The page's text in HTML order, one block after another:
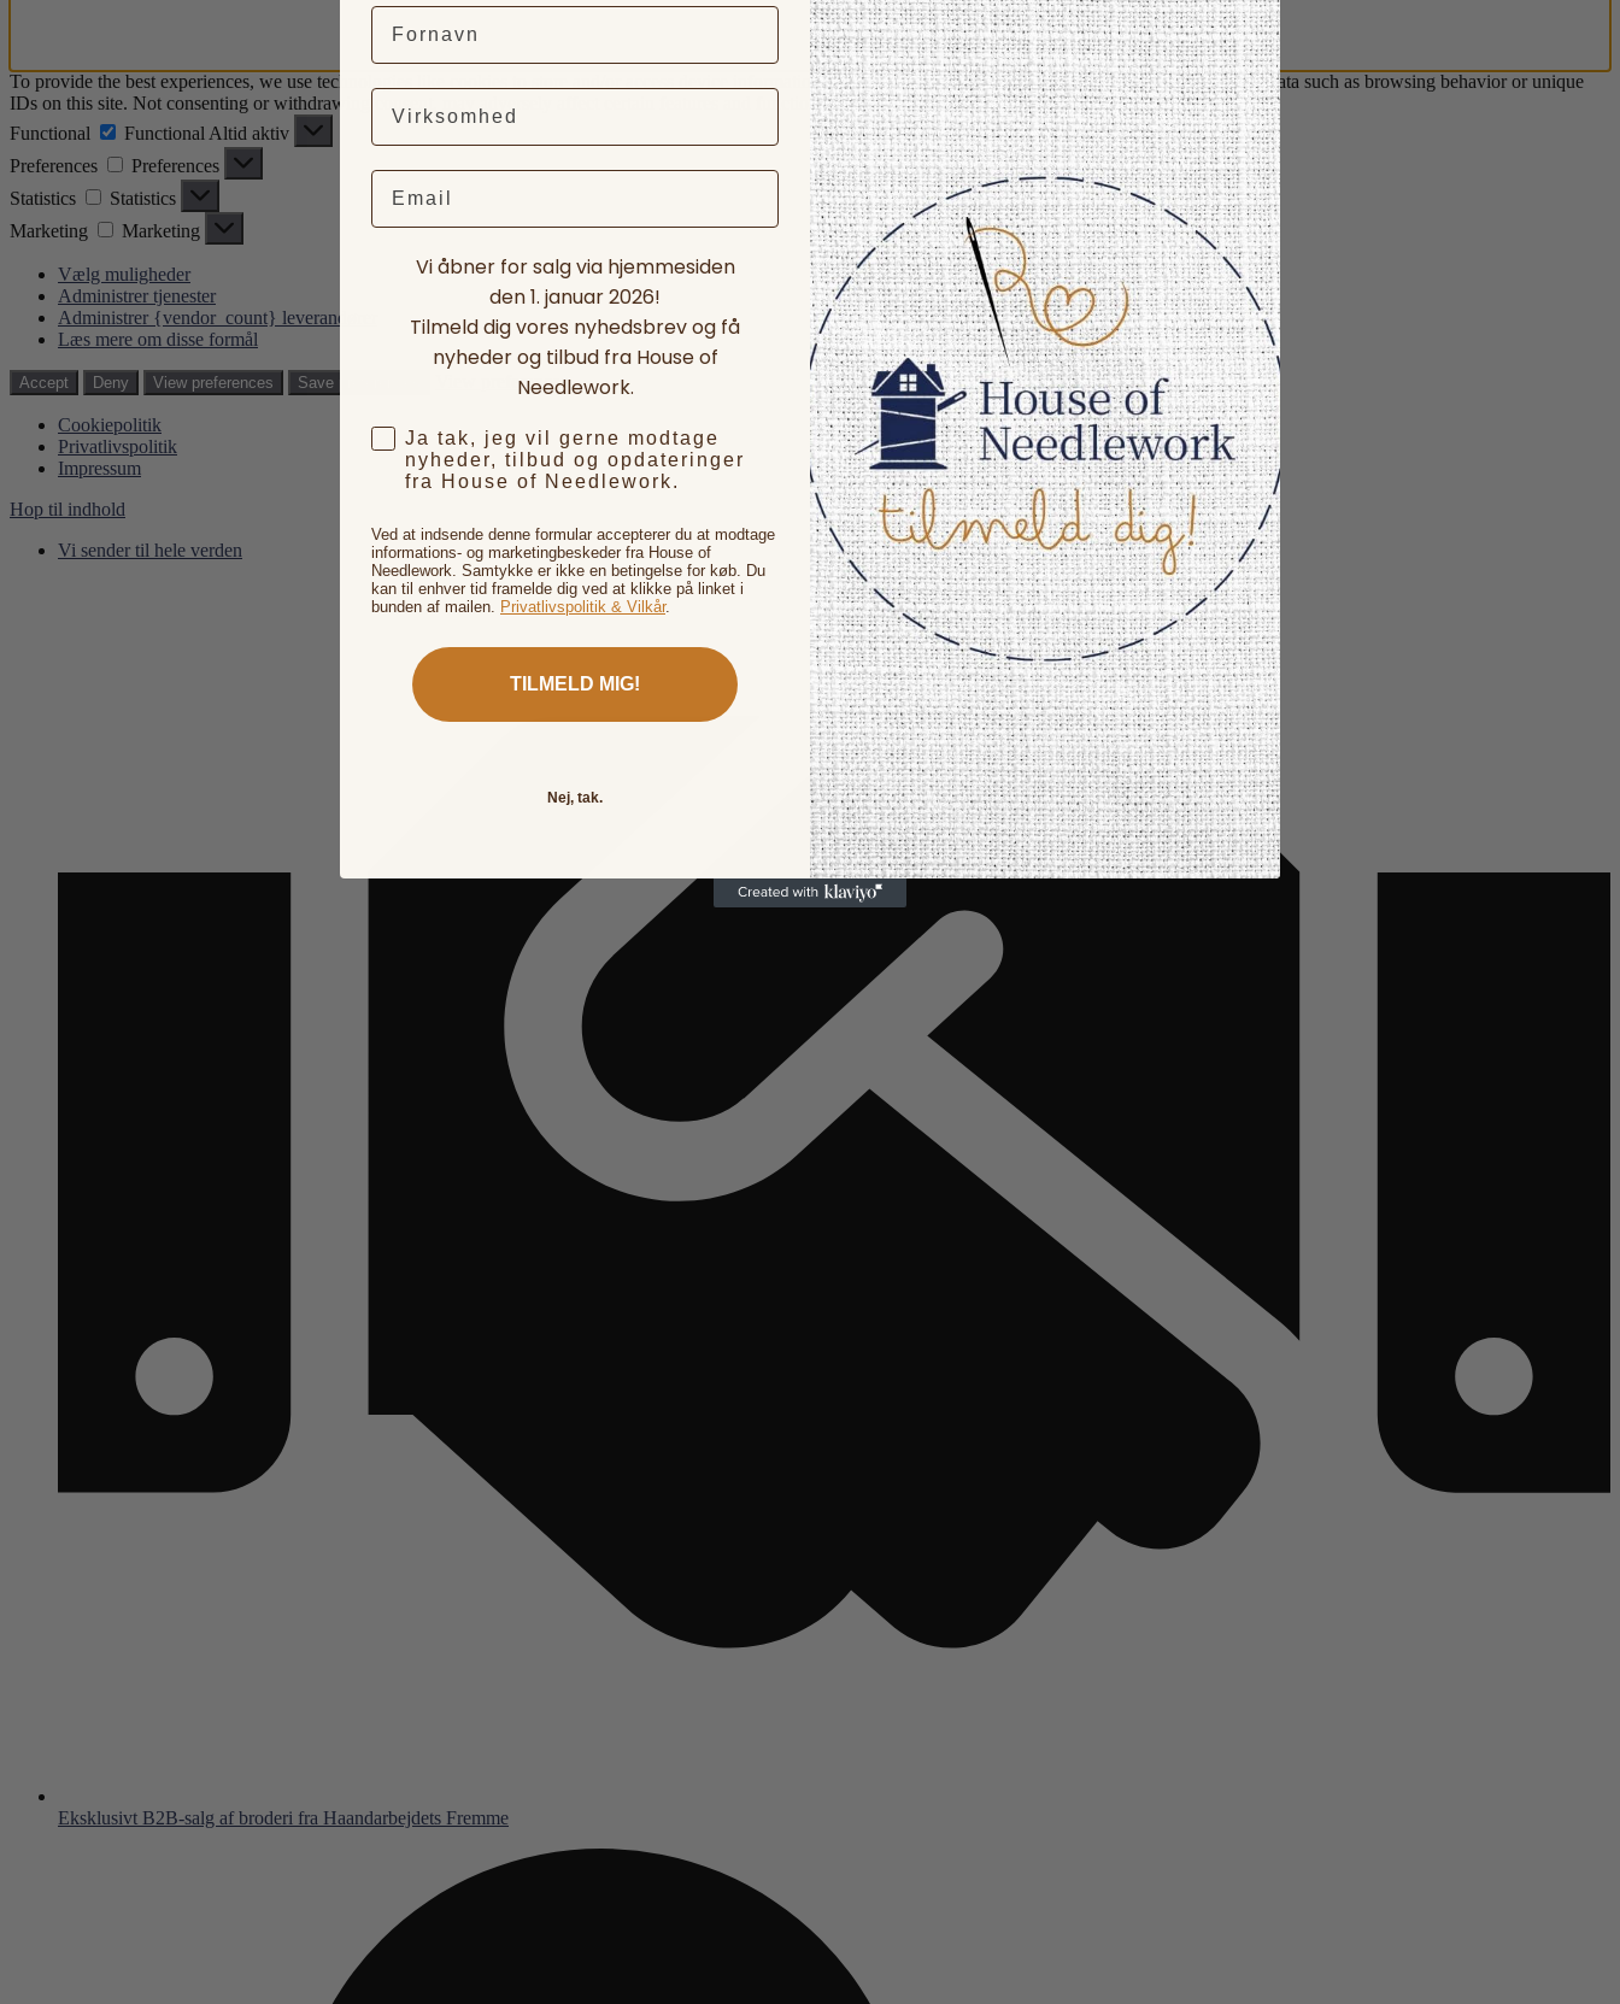
To provide the best experiences, we use technologies like cookies to store and/or access device information. Consenting to these technologies will allow us to process data such as browsing behavior or unique
IDs on this site. Not consenting or withdrawing consent, may adversely affect certain features and functions.
Functional
Functional Altid aktiv
Preferences
Preferences
Statistics
Statistics
Marketing
Marketing
Vælg muligheder
Administrer tjenester
Administrer {vendor_count} leverandører
Læs mere om disse formål
Accept Deny View preferences Save preferences View preferences
Cookiepolitik
Privatlivspolitik
Impressum
Hop til indhold
Vi sender til hele verden
Eksklusivt B2B-salg af broderi fra Haandarbejdets Fremme
Email
Vi åbner for salg via hjemmesiden
den 1. januar 2026!
Tilmeld dig vores nyhedsbrev og få
nyheder og tilbud fra House of
Needlework.
Ja tak, jeg vil gerne modtage
nyheder, tilbud og opdateringer
fra House of Needlework.
Ved at indsende denne formular accepterer du at modtage
informations- og marketingbeskeder fra House of
Needlework. Samtykke er ikke en betingelse for køb. Du
kan til enhver tid framelde dig ved at klikke på linket i
bunden af mailen. Privatlivspolitik & Vilkår.
TILMELD MIG!
Nej, tak.